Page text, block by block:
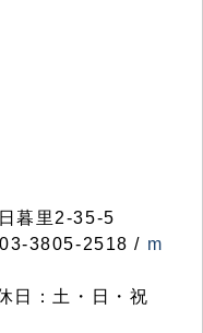
暮里2-35-5
3805-2518 / m
日：土・日・祝